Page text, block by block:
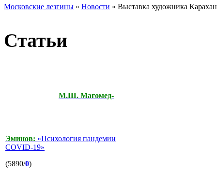
Московские лезгины » Новости » Выставка художника
Статьи
М.Ш. Магомед-
Эминов: «Психология пандемии
COVID-19»
(5890/0)